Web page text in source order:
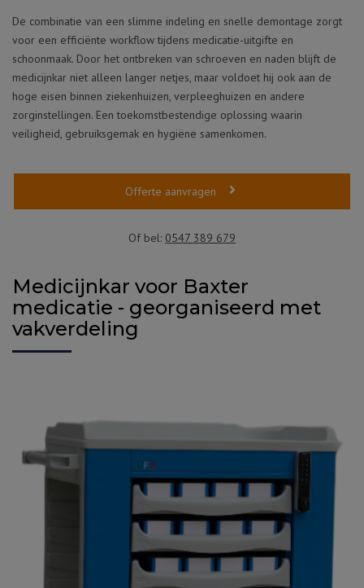
De combinatie van een slimme indeling en snelle demontage zorgt
voor een efficiënte workflow tijdens medicatie-uitgifte en
schoonmaak. Door het ontbreken van schroeven en naden blijft de
medicijnkar niet alleen langer netjes, maar voldoet hij ook aan de
hoge eisen binnen ziekenhuizen, verpleeghuizen en andere
zorginstellingen. Een toekomstbestendige oplossing waarin
veiligheid, gebruiksgemak en hygiëne samenkomen.
Offerte aanvragen
Of bel: 0547 389 679
Medicijnkar voor Baxter
medicatie - georganiseerd met
vakverdeling